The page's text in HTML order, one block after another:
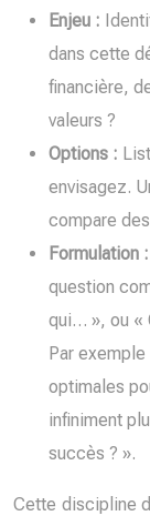
Enjeu :
dans cette
financière,
valeurs ?
Options :
envisagez.
compare
Formulation :
question
qui… », ou «
Par
optimales
infiniment
succès ? ».
Cette discipline